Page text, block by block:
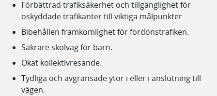
Förbättrad trafiksäkerhet och tillgänglighet för
oskyddade trafikanter till viktiga målpunkter
Bibehållen framkomlighet för fordonstrafiken.
Säkrare skolväg för barn.
Ökat kollektivresande.
Tydliga och avgränsade ytor i eller i anslutning till
vägen.